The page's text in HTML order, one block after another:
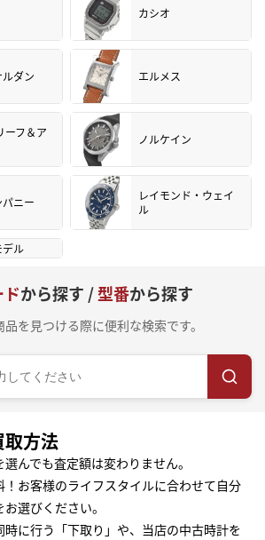
カシオ
ダン エルメス
ーフ＆ア
ノルケイン
ニー
レイモンド・ウェイ
ル
デル
から探す /型番から探す
を見つける際に便利な検索です。
方法
んでも査定額は変わりません。
！お客様のライフスタイルに合わせて自分
選びください。
に行う「下取り」や、当店の中古時計を